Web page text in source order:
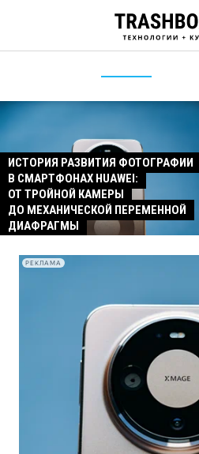
ИСТОРИЯ РАЗВИТИЯ ФОТОГРАФИИ
В СМАРТФОНАХ HUAWEI:
ОТ ТРОЙНОЙ КАМЕРЫ
ДО МЕХАНИЧЕСКОЙ ПЕРЕМЕННОЙ
ДИАФРАГМЫ
РЕКЛАМА